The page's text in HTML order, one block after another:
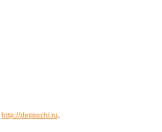
http://detisochi.ru